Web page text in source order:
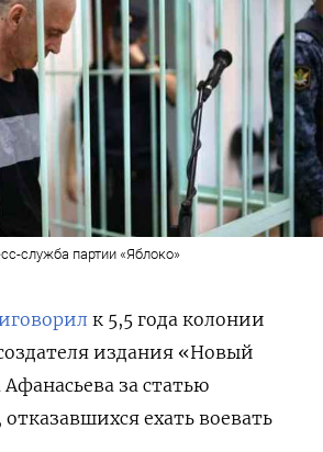
служба партии «Яблоко»
к 5,5 года колонии
издания «Новый
за статью
отказавшихся ехать воевать